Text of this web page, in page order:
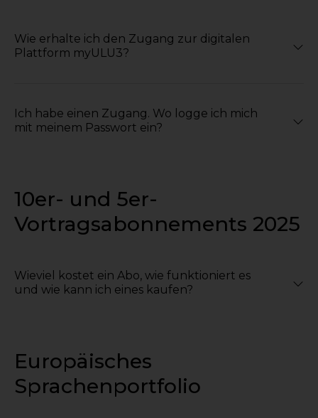
Wie erhalte ich den Zugang zur digitalen
Plattform myULU3?
Ich habe einen Zugang. Wo logge ich mich
mit meinem Passwort ein?
10er- und 5er-
Vortragsabonnements 2025
Wieviel kostet ein Abo, wie funktioniert es
und wie kann ich eines kaufen?
Europäisches
Sprachenportfolio